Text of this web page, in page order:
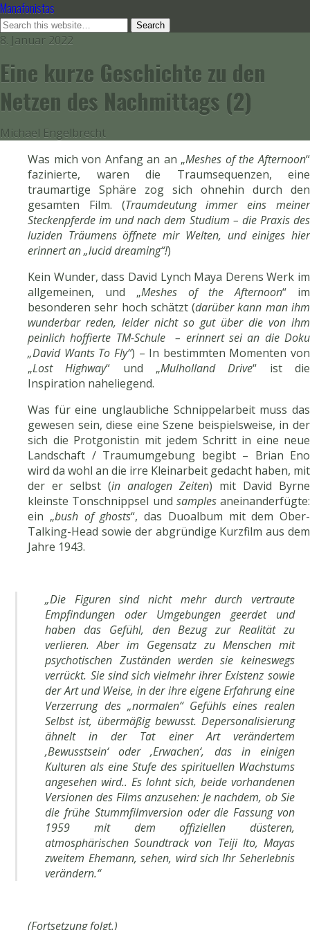
Manafonistas
8. Januar 2022
Eine kurze Geschichte zu den
Netzen des Nachmittags (2)
Michael Engelbrecht
Was mich von Anfang an an „Meshes of the Afternoon“
fazinierte, waren die Traumsequenzen, eine
traumartige Sphäre zog sich ohnehin durch den
gesamten Film. (Traumdeutung immer eins meiner
Steckenpferde im und nach dem Studium – die Praxis des
luziden Träumens öffnete mir Welten, und einiges hier
erinnert an „lucid dreaming“!)
Kein Wunder, dass David Lynch Maya Derens Werk im
allgemeinen, und „Meshes of the Afternoon“ im
besonderen sehr hoch schätzt (darüber kann man ihm
wunderbar reden, leider nicht so gut über die von ihm
peinlich hoffierte TM-Schule – erinnert sei an die Doku
„David Wants To Fly“) – In bestimmten Momenten von
„Lost Highway“ und „Mulholland Drive“ ist die
Inspiration naheliegend.
Was für eine unglaubliche Schnippelarbeit muss das
gewesen sein, diese eine Szene beispielsweise, in der
sich die Protgonistin mit jedem Schritt in eine neue
Landschaft / Traumumgebung begibt – Brian Eno
wird da wohl an die irre Kleinarbeit gedacht haben, mit
der er selbst (in analogen Zeiten) mit David Byrne
kleinste Tonschnippsel und samplesaneinanderfügte:
ein „bush of ghosts“, das Duoalbum mit dem Ober-
Talking-Head sowie der abgründige Kurzfilm aus dem
Jahre 1943.
„Die Figuren sind nicht mehr durch vertraute
Empfindungen oder Umgebungen geerdet und
haben das Gefühl, den Bezug zur Realität zu
verlieren. Aber im Gegensatz zu Menschen mit
psychotischen Zuständen werden sie keineswegs
verrückt. Sie sind sich vielmehr ihrer Existenz sowie
der Art und Weise, in der ihre eigene Erfahrung eine
Verzerrung des „normalen“ Gefühls eines realen
Selbst ist, übermäßig bewusst. Depersonalisierung
ähnelt in der Tat einer Art verändertem
‚Bewusstsein‘ oder ‚Erwachen‘, das in einigen
Kulturen als eine Stufe des spirituellen Wachstums
angesehen wird..Es lohnt sich, beide vorhandenen
Versionen des Films anzusehen: Je nachdem, ob Sie
die frühe Stummfilmversion oder die Fassung von
1959 mit dem offiziellen düsteren,
atmosphärischen Soundtrack von Teiji Ito, Mayas
zweitem Ehemann, sehen, wird sich Ihr Seherlebnis
verändern.“
(Fortsetzung folgt.)